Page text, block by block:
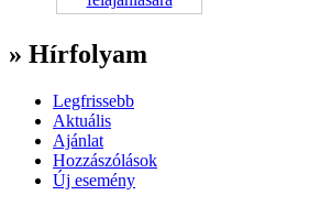
» Hírfolyam
Legfrissebb
Aktuális
Ajánlat
Hozzászólások
Új esemény